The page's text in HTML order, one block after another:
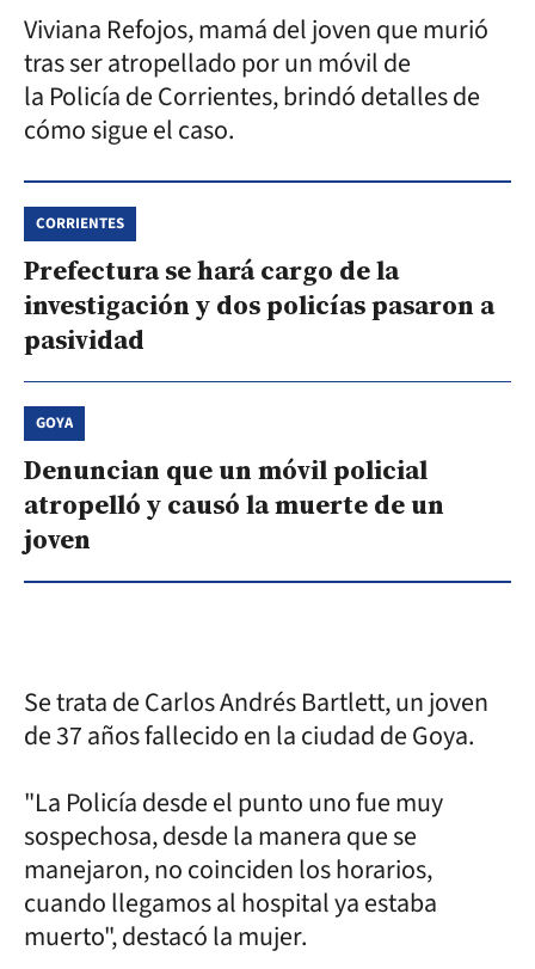
Viviana Refojos, mamá del joven que murió
tras ser atropellado por un móvil de
la Policía de Corrientes, brindó detalles de
cómo sigue el caso.
CORRIENTES
Prefectura se hará cargo de la
investigación y dos policías pasaron a
pasividad
GOYA
Denuncian que un móvil policial
atropelló y causó la muerte de un
joven
Se trata de Carlos Andrés Bartlett, un joven
de 37 años fallecido en la ciudad de Goya.
"La Policía desde el punto uno fue muy
sospechosa, desde la manera que se
manejaron, no coinciden los horarios,
cuando llegamos al hospital ya estaba
muerto", destacó la mujer.